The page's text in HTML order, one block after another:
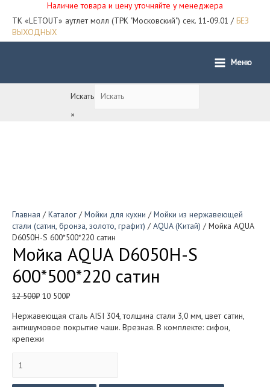
Наличие товара и цену уточняйте у менеджера
ТК «LETOUT» аутлет молл (ТРК "Московский") сек. 11-09.01 / БЕЗ
ВЫХОДНЫХ
Main
Меню
Искать
×
Главная / Каталог / Мойки для кухни / Мойки из нержавеющей
стали (сатин, бронза, золото, графит) / AQUA (Китай) / Мойка AQUA
D6050H-S 600*500*220 сатин
Мойка AQUA D6050H-S
600*500*220 сатин
12 500₽ Первоначальная
составляла
12
500₽.
10 500₽Текущая
10
500₽.
Нержавеющая сталь AISI 304, толщина стали 3,0 мм, цвет сатин,
антишумовое покрытие чаши. Врезная. В комплекте: сифон,
крепежи
товара